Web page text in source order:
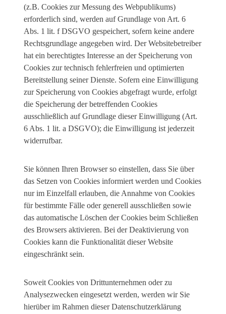
(z.B. Cookies zur Messung des Webpublikums)
erforderlich sind, werden auf Grundlage von Art. 6
Abs. 1 lit. f DSGVO gespeichert, sofern keine andere
Rechtsgrundlage angegeben wird. Der Websitebetreiber
hat ein berechtigtes Interesse an der Speicherung von
Cookies zur technisch fehlerfreien und optimierten
Bereitstellung seiner Dienste. Sofern eine Einwilligung
zur Speicherung von Cookies abgefragt wurde, erfolgt
die Speicherung der betreffenden Cookies
ausschließlich auf Grundlage dieser Einwilligung (Art.
6 Abs. 1 lit. a DSGVO); die Einwilligung ist jederzeit
widerrufbar.
Sie können Ihren Browser so einstellen, dass Sie über
das Setzen von Cookies informiert werden und Cookies
nur im Einzelfall erlauben, die Annahme von Cookies
für bestimmte Fälle oder generell ausschließen sowie
das automatische Löschen der Cookies beim Schließen
des Browsers aktivieren. Bei der Deaktivierung von
Cookies kann die Funktionalität dieser Website
eingeschränkt sein.
Soweit Cookies von Drittunternehmen oder zu
Analysezwecken eingesetzt werden, werden wir Sie
hierüber im Rahmen dieser Datenschutzerklärung